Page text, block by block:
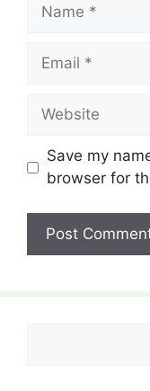
Email
Website
Save my
browser for